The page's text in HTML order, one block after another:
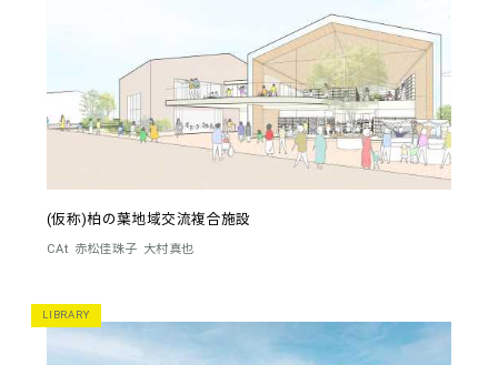
(仮称)柏の葉地域交流複合施設
CAt 赤松佳珠子 大村真也
LIBRARY